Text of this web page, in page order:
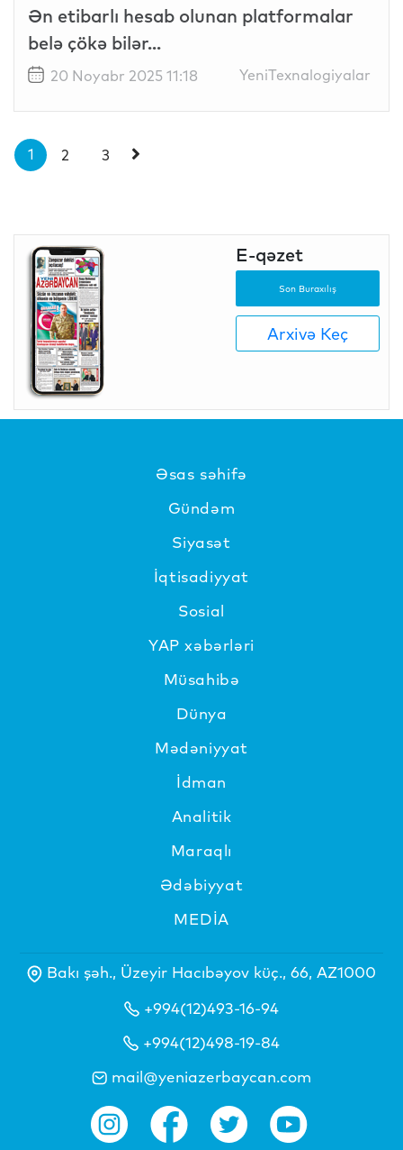
Ən etibarlı hesab olunan platformalar
belə çökə bilər...
20 Noyabr 2025 11:18 YeniTexnalogiyalar
1 2 3
E-qəzet
Son Buraxılış
Arxivə Keç
Əsas səhifə
Gündəm
Siyasət
İqtisadiyyat
Sosial
YAP xəbərləri
Müsahibə
Dünya
Mədəniyyat
İdman
Analitik
Maraqlı
Ədəbiyyat
MEDİA
Bakı şəh., Üzeyir Hacıbəyov küç., 66, AZ1000
+994(12)493-16-94
+994(12)498-19-84
mail@yeniazerbaycan.com